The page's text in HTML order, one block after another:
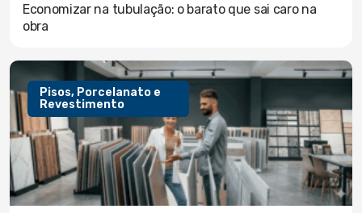
Economizar na tubulação: o barato que sai caro na
obra
Pisos, Porcelanato e
Revestimento